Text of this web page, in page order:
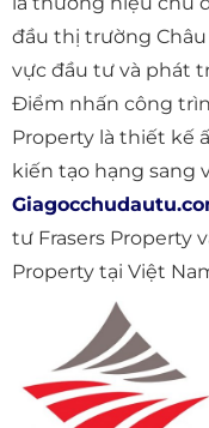
đầu thị trường
vực đầu tư và phát
Điểm nhấn công
Property là thiết kế
kiến tạo hạng sang
tư Frasers Property
Property tại Việt